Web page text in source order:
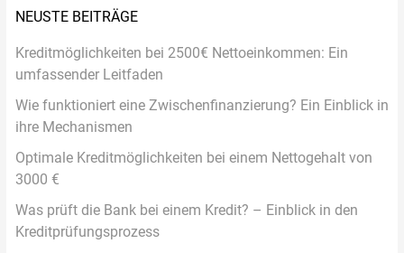
NEUSTE BEITRÄGE
Kreditmöglichkeiten bei 2500€ Nettoeinkommen: Ein
umfassender Leitfaden
Wie funktioniert eine Zwischenfinanzierung? Ein Einblick in
ihre Mechanismen
Optimale Kreditmöglichkeiten bei einem Nettogehalt von
3000 €
Was prüft die Bank bei einem Kredit? – Einblick in den
Kreditprüfungsprozess